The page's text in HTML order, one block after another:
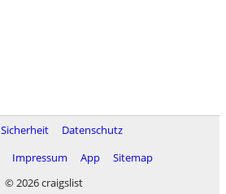
Sicherheit
Datenschutz
Impressum App
Sitemap
© 2026 craigslist